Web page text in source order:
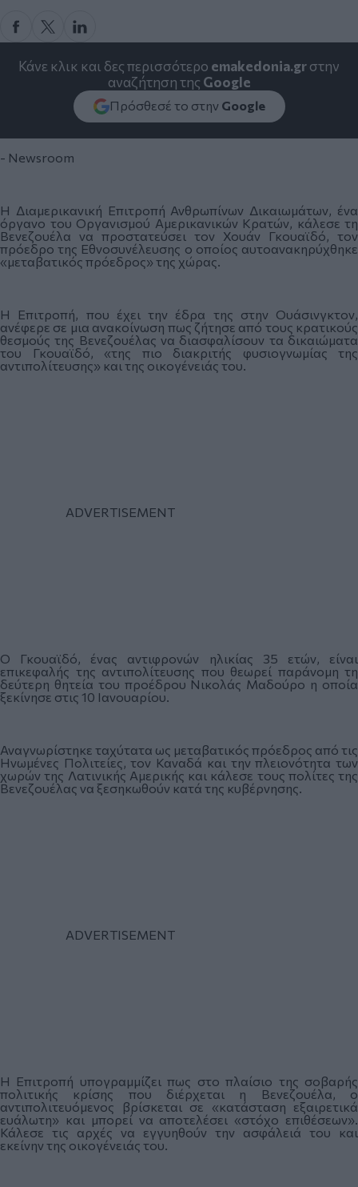
Κάνε κλικ και δες περισσότερο emakedonia.grστην
αναζήτηση της Google
Πρόσθεσέ το στην Google
- Newsroom
Η Διαμερικανική Επιτροπή Ανθρωπίνων Δικαιωμάτων, ένα
όργανο του Οργανισμού Αμερικανικών Κρατών, κάλεσε τη
Βενεζουέλα να προστατεύσει τον Χουάν Γκουαϊδό, τον
πρόεδρο της Εθνοσυνέλευσης ο οποίος αυτοανακηρύχθηκε
«μεταβατικός πρόεδρος» της χώρας.
Η Επιτροπή, που έχει την έδρα της στην Ουάσινγκτον,
ανέφερε σε μια ανακοίνωση πως ζήτησε από τους κρατικούς
θεσμούς της Βενεζουέλας να διασφαλίσουν τα δικαιώματα
του Γκουαϊδό, «της πιο διακριτής φυσιογνωμίας της
αντιπολίτευσης» και της οικογένειάς του.
Ο Γκουαϊδό, ένας αντιφρονών ηλικίας 35 ετών, είναι
επικεφαλής της αντιπολίτευσης που θεωρεί παράνομη τη
δεύτερη θητεία του προέδρου Νικολάς Μαδούρο η οποία
ξεκίνησε στις 10 Ιανουαρίου.
Αναγνωρίστηκε ταχύτατα ως μεταβατικός πρόεδρος από τις
Ηνωμένες Πολιτείες, τον Καναδά και την πλειονότητα των
χωρών της Λατινικής Αμερικής και κάλεσε τους πολίτες της
Βενεζουέλας να ξεσηκωθούν κατά της κυβέρνησης.
Η Επιτροπή υπογραμμίζει πως στο πλαίσιο της σοβαρής
πολιτικής κρίσης που διέρχεται η Βενεζουέλα, ο
αντιπολιτευόμενος βρίσκεται σε «κατάσταση εξαιρετικά
ευάλωτη» και μπορεί να αποτελέσει «στόχο επιθέσεων».
Κάλεσε τις αρχές να εγγυηθούν την ασφάλειά του και
εκείνην της οικογένειάς του.